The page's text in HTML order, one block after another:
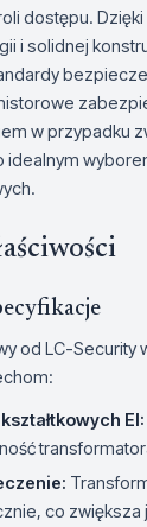
dostępu.
i solidnej
w przypadku
idealnym
od LC-Security
EI:
co zwiększa